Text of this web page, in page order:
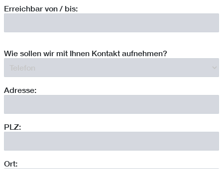
Erreichbar von / bis:
Wie sollen wir mit Ihnen Kontakt aufnehmen?
Adresse:
PLZ:
Ort: